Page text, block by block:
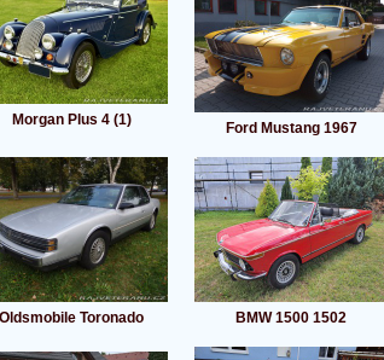
Morgan Plus 4 (1) Ford Mustang 1967
Oldsmobile Toronado BMW 1500 1502